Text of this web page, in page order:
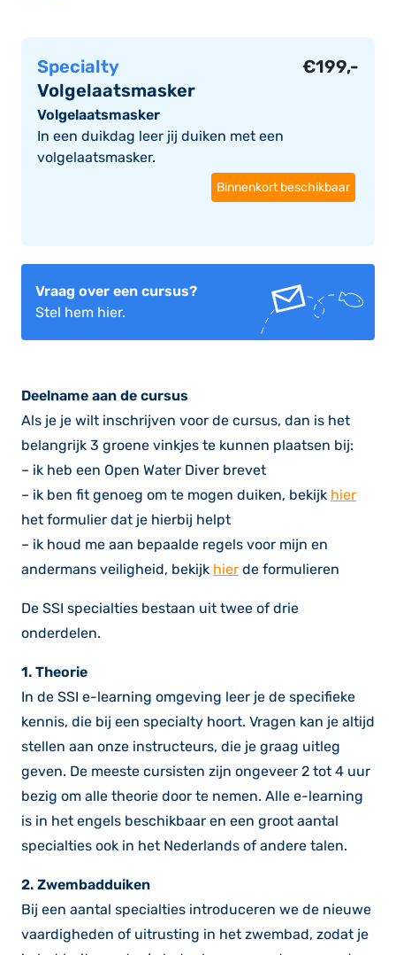
Specialty
Volgelaatsmasker
€199,-
Volgelaatsmasker
In een duikdag leer jij duiken met een
volgelaatsmasker.
Binnenkort beschikbaar
Vraag over een cursus?
Stel hem hier.
Deelname aan de cursus
Als je je wilt inschrijven voor de cursus, dan is het
belangrijk 3 groene vinkjes te kunnen plaatsen bij:
– ik heb een Open Water Diver brevet
– ik ben fit genoeg om te mogen duiken, bekijk hier
het formulier dat je hierbij helpt
– ik houd me aan bepaalde regels voor mijn en
andermans veiligheid, bekijk hier de formulieren
De SSI specialties bestaan uit twee of drie
onderdelen.
1. Theorie
In de SSI e-learning omgeving leer je de specifieke
kennis, die bij een specialty hoort. Vragen kan je altijd
stellen aan onze instructeurs, die je graag uitleg
geven. De meeste cursisten zijn ongeveer 2 tot 4 uur
bezig om alle theorie door te nemen. Alle e-learning
is in het engels beschikbaar en een groot aantal
specialties ook in het Nederlands of andere talen.
2. Zwembadduiken
Bij een aantal specialties introduceren we de nieuwe
vaardigheden of uitrusting in het zwembad, zodat je